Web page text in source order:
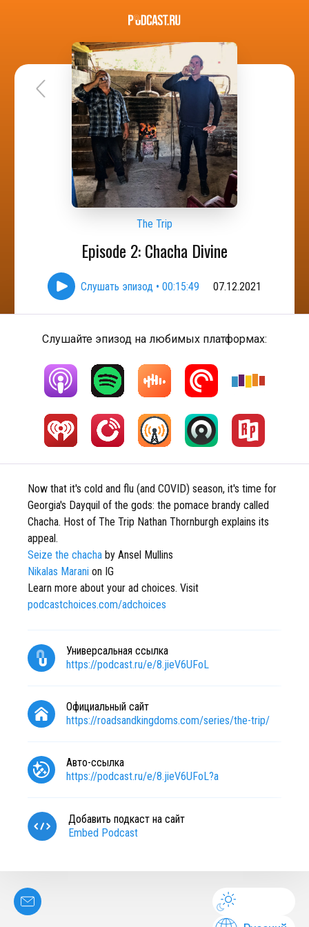
The Trip
Episode 2: Chacha Divine
Слушать эпизод • 00:15:49 07.12.2021
Слушайте эпизод на любимых платформах:
Now that it's cold and flu (and COVID) season, it's time for
Georgia's Dayquil of the gods: the pomace brandy called
Chacha. Host of The Trip Nathan Thornburgh explains its
appeal.
Seize the chacha by Ansel Mullins
Nikalas Marani on IG
Learn more about your ad choices. Visit
podcastchoices.com/adchoices
Универсальная ссылка
https://podcast.ru/e/8.jieV6UFoL
Официальный сайт
https://roadsandkingdoms.com/series/the-trip/
Авто-ссылка
https://podcast.ru/e/8.jieV6UFoL?a
Добавить подкаст на сайт
Embed Podcast